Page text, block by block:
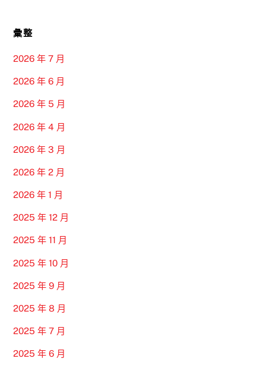
彙整
2026 年 7 月
2026 年 6 月
2026 年 5 月
2026 年 4 月
2026 年 3 月
2026 年 2 月
2026 年 1 月
2025 年 12 月
2025 年 11 月
2025 年 10 月
2025 年 9 月
2025 年 8 月
2025 年 7 月
2025 年 6 月